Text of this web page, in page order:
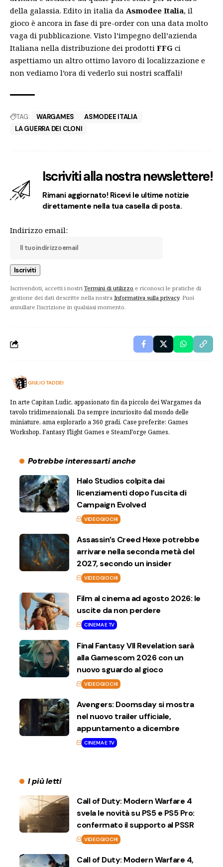
della galassia. Edito in italia da Asmodee Italia, il
gioco è ancora in fase di pre-order con una data molto
vaga di pubblicazione. Visto l’impegno dell’azienda
Italiana nella distribuzione dei prodotti FFG ci
aspettiamo un altro ottimo lavoro di localizzazione e
non vediamo l’ora di vederlo sui nostri scaffali!
TAG: WARGAMES
ASMODEE ITALIA
LA GUERRA DEI CLONI
Iscriviti alla nostra newslettere!
Rimani aggiornato! Ricevi le ultime notizie
direttamente nella tua casella di posta.
Indirizzo email:
Iscrivendoti, accetti i nostri Termini di utilizzo e riconosci le pratiche di
gestione dei dati descritte nella nostra Informativa sulla privacy. Puoi
annullare l'iscrizione in qualsiasi momento.
GIULIO TADDEI
In arte Capitan Ludic, appasionato fin da piccolo dei Wargames da
tavolo tridimensionali. Da sempre incuriosito dal mondo delle
miniature, ama esplorarlo a 360 gradi. Case preferite: Games
Workshop, Fantasy Flight Games e SteamForge Games.
Potrebbe interessarti anche
Halo Studios colpita dai
licenziamenti dopo l’uscita di
Campaign Evolved
VIDEOGIOCHI
Assassin’s Creed Hexe potrebbe
arrivare nella seconda metà del
2027, secondo un insider
VIDEOGIOCHI
Film al cinema ad agosto 2026: le
uscite da non perdere
CINEMA E TV
Final Fantasy VII Revelation sarà
alla Gamescom 2026 con un
nuovo sguardo al gioco
VIDEOGIOCHI
Avengers: Doomsday si mostra
nel nuovo trailer ufficiale,
appuntamento a dicembre
CINEMA E TV
I più letti
Call of Duty: Modern Warfare 4
svela le novità su PS5 e PS5 Pro:
confermato il supporto al PSSR
VIDEOGIOCHI
Call of Duty: Modern Warfare 4,